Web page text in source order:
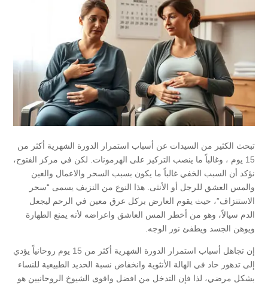
تبحث الكثير من السيدات عن أسباب استمرار الدورة الشهرية أكثر من
15 يوم ، وغالباً ما ينصب التركيز على الهرمونات. لكن في مركز الفتوح،
نؤكد أن السبب الخفي غالباً ما يكون بسبب السحر والاعمال والعين
والمس العشق للرجل أو الأنثى. هذا النوع من النزيف يسمى “سحر
الاستنزاف”، حيث يقوم العارض بركل عرق معين في الرحم ليجعل
الدم سيالاً، وهو من أخطر المس العاشق واعراضه لأنه يمنع الطهارة
ويوهن الجسد ويطفئ نور الوجه.
إن تجاهل أسباب استمرار الدورة الشهرية أكثر من 15 يوم روحانياً يؤدي
إلى تدهور حاد في الهالة الأنثوية وانخفاض نسبة الحديد الطبيعية للنساء
بشكل مرضي، لذا فإن التدخل من افضل واقوى الشيوخ الروحانيين هو